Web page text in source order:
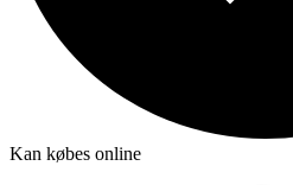
Kan købes online